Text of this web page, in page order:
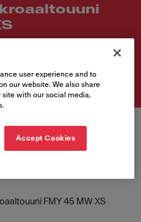
FMY 45 MW XS
user experience and to
our website. We also share
with our social media,
Accept Cookies